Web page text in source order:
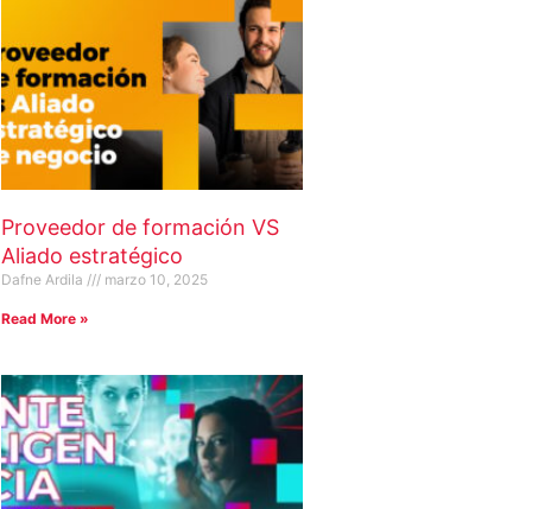
Proveedor de formación VS
Aliado estratégico
Dafne Ardila marzo 10, 2025
Read More »